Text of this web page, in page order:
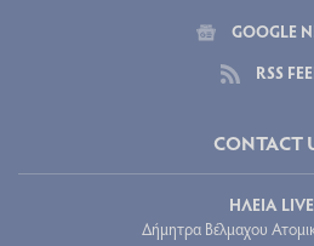
GOOGLE
RSS
CONTACT
ΗΛΕΙΑ LIVE
Δήμητρα Βέλμαχου